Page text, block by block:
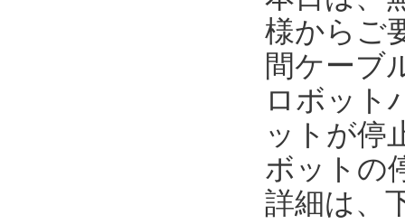
様からご
間ケーブ
ロボット
ットが停
ボットの
詳細は、